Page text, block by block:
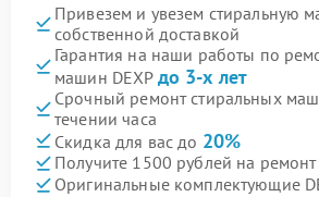
Привезем и увезем стиральную
собственной доставкой
Гарантия на наши работы по
машин DEXP до 3-х лет
Срочный ремонт стиральных
течении часа
Скидка для вас до 20%
Получите 1500 рублей на ремонт
Оригинальные комплектующие